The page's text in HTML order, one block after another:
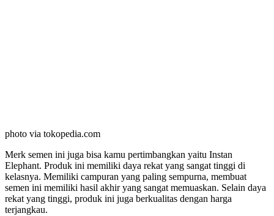
photo via tokopedia.com
Merk semen ini juga bisa kamu pertimbangkan yaitu Instan
Elephant. Produk ini memiliki daya rekat yang sangat tinggi di
kelasnya. Memiliki campuran yang paling sempurna, membuat
semen ini memiliki hasil akhir yang sangat memuaskan. Selain daya
rekat yang tinggi, produk ini juga berkualitas dengan harga
terjangkau.